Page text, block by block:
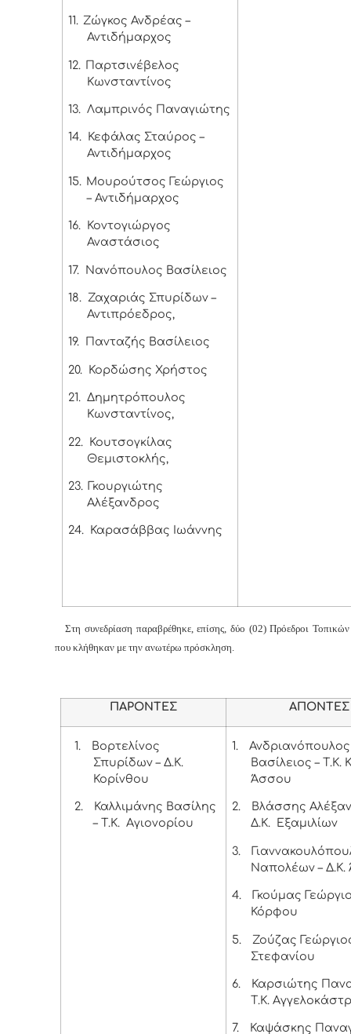
11. Ζώγκος Ανδρέας –
Αντιδήμαρχος
12. Παρτσινέβελος
Κωνσταντίνος
13. Λαμπρινός Παναγιώτης
14.
Κεφάλας Σταύρος –
Αντιδήμαρχος
15. Μουρούτσος Γεώργιος
– Αντιδήμαρχος
16.
Κοντογιώργος
Αναστάσιος
17. Νανόπουλος Βασίλειος
18.
Ζαχαριάς Σπυρίδων –
Αντιπρόεδρος,
19. Πανταζής Βασίλειος
20. Κορδώσης Χρήστος
21. Δημητρόπουλος
Κωνσταντίνος,
22.
Κουτσογκίλας
Θεμιστοκλής,
23. Γκουργιώτης
Αλέξανδρος
24. Καρασάββας Ιωάννης
Στη συνεδρίαση παραβρέθηκε, επίσης, δύο (02) Πρόεδροι
που κλήθηκαν με την ανωτέρω πρόσκληση.
ΠΑΡΟΝΤΕΣ ΑΠΟΝΤΕΣ
1.
Βορτελίνος
Σπυρίδων – Δ.Κ.
Κορίνθου
2.
Καλλιμάνης Βασίλης
– Τ.Κ. Αγιονορίου
1.
Ανδριανόπουλος
Βασίλειος – Τ.Κ.
Άσσου
2.
Βλάσσης
Δ.Κ. Εξαμιλίων
3.
Ναπολέων –
4.
Γκούμας
Κόρφου
5.
Ζούζας
Στεφανίου
6.
Καρσιώτης
Τ.Κ.
7. Καψάσκης